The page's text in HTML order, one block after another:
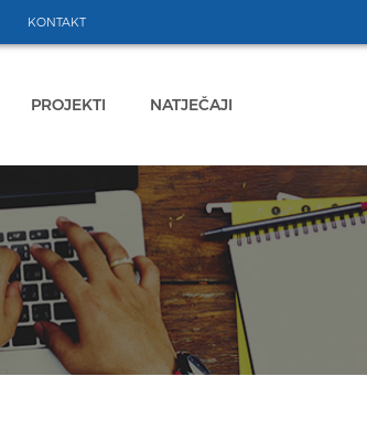
KONTAKT
PROJEKTI NATJEČAJI